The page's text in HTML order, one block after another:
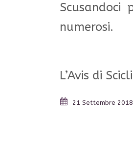
Scusandoci
numerosi.
L’Avis di Scicli
21 Settembre 2018